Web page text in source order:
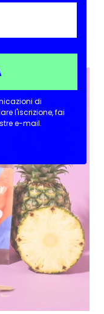
di
l'iscrizione, fai
e-mail.